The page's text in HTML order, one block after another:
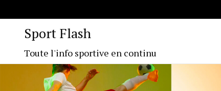
Sport Flash
Toute l'info sportive en continu